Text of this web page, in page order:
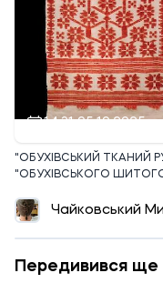
14:31 05.10.2025
"ОБУХІВСЬКИЙ ТКАНИЙ
"ОБУХІВСЬКОГО
Чайковський
Передивився ще